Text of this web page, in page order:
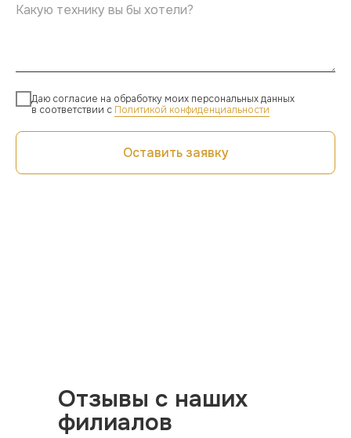
Даю согласие на обработку моих персональных данных
в соответствии с Политикой конфиденциальности
Оставить заявку
Отзывы с наших
филиалов